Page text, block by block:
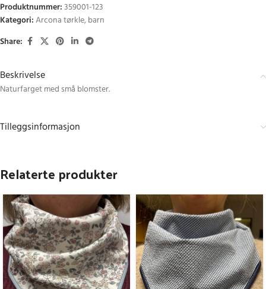
Produktnummer:359001-123
Kategori:Arcona tørkle, barn
Share:
Beskrivelse
Naturfarget med små blomster.
Tilleggsinformasjon
Relaterte produkter